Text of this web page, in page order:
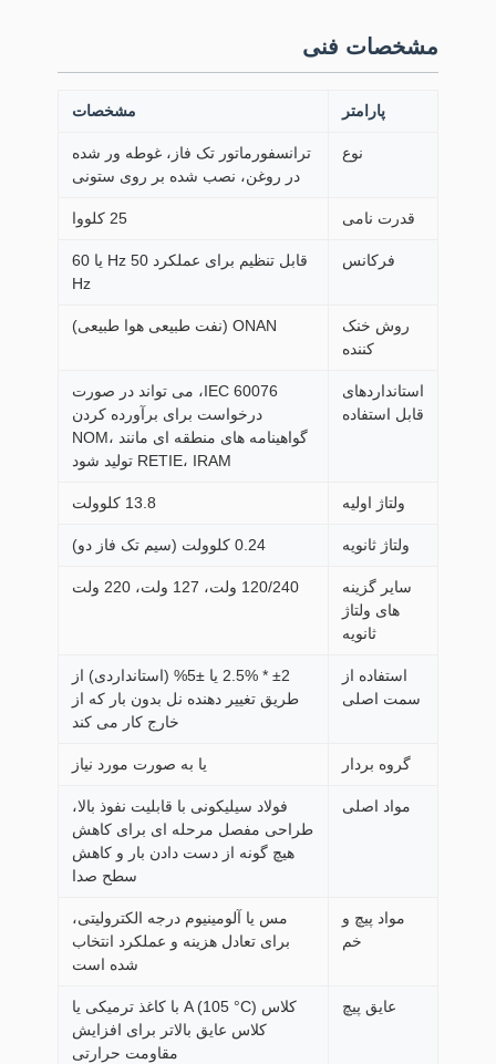
مشخصات فنی
پارامتر مشخصات
نوع
ترانسفورماتور تک فاز، غوطه ور شده
در روغن، نصب شده بر روی ستونی
قدرت نامی 25 کلووا
فرکانس
قابل تنظیم برای عملکرد 50 Hz یا 60
Hz
روش خنک
کننده
ONAN (نفت طبیعی هوا طبیعی)
استانداردهای
قابل استفاده
IEC 60076، می تواند در صورت
درخواست برای برآورده کردن
گواهینامه های منطقه ای مانند NOM،
RETIE، IRAM تولید شود
ولتاژ اولیه 13.8 کلوولت
ولتاژ ثانویه 0.24 کلوولت (سیم تک فاز دو)
سایر گزینه
های ولتاژ
ثانویه
120/240 ولت، 127 ولت، 220 ولت
استفاده از
سمت اصلی
±2 * 2.5% یا ±5% (استانداردی) از
طریق تغییر دهنده نل بدون بار که از
خارج کار می کند
گروه بردار یا به صورت مورد نیاز
مواد اصلی
فولاد سیلیکونی با قابلیت نفوذ بالا،
طراحی مفصل مرحله ای برای کاهش
هیچ گونه از دست دادن بار و کاهش
سطح صدا
مواد پیچ و
خم
مس یا آلومینیوم درجه الکترولیتی،
برای تعادل هزینه و عملکرد انتخاب
شده است
عایق پیچ
کلاس A (105 °C) با کاغذ ترمیکی یا
کلاس عایق بالاتر برای افزایش
مقاومت حرارتی